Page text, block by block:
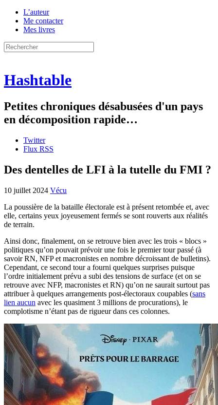
L’auteur
Me contacter
Mes livres
Hashtable
Petites chroniques désabusées d'un pays
en décomposition rapide…
Twitter
Flux RSS
Des dentelles de LFI à la tutelle du FMI ?
10 juillet 2024 Vécu
La poussière de la bataille électorale est à présent retombée et, avec
elle, certains yeux joyeusement fermés se sont rouverts aux réalités
de terrain.
Ainsi donc, finalement, on se retrouve bien avec les trois « blocs »
politiques qu’on pouvait prévoir une fois le premier tour passé (à
savoir RN, NFP et macronistes en nombre décroissant de bulletins).
Cependant, ce second tour a fourni quelques surprises puisque
l’ordre initialement prévu a subi des tensions de surface (et on se
retrouve avec NFP, macronistes et RN) qu’on ne saurait surtout pas
attribuer à quelques arrangements post-électoraux coupables (sans
lien aucun avec les quasiment 3 millions de procurations), le
complotisme n’étant pas de rigueur dans ces colonnes.